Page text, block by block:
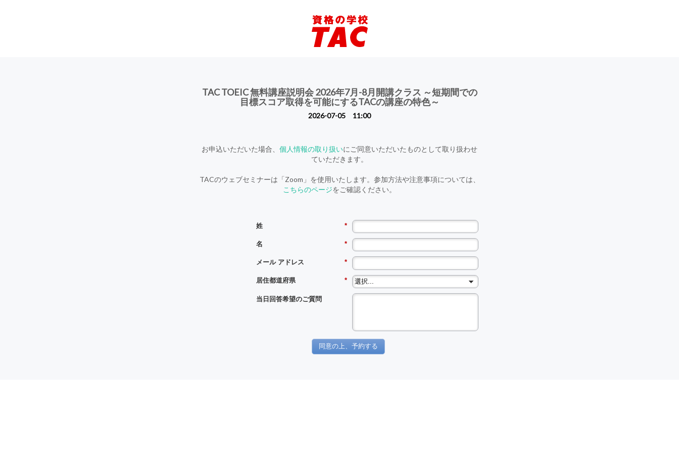
TAC TOEIC 無料講座説明会 2026年7月-8月開講クラス ～短期間での
目標スコア取得を可能にするTACの講座の特色～
2026-07-05 11:00
お申込いただいた場合、 個人情報の取り扱いにご同意いただいたものとして取り扱わせ
ていただきます。
TACのウェブセミナーは「Zoom」を使用いたします。参加方法や注意事項については、
こちらのページをご確認ください。
*
姓
*
名
*
メール アドレス
*
居住都道府県
当日回答希望のご質問
同意の上、予約する